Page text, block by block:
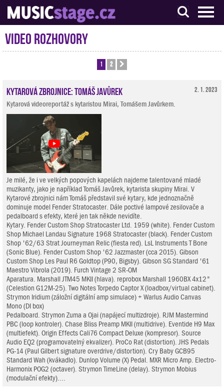
S muzikanty pro muzikanty
Video rozhovory
1 2
2. 1. 2023
Kytarová zbrojnice: Tomáš Javůrek
Kytarová videoreportáž s kytaristou Mirai, Tomášem Javůrkem.
Je milé, že i ve velkých popových kapelách najdeme talentované mladé
muzikanty, jako je například Tomáš Javůrek, kytarista skupiny Mirai. V
Kytarové zbrojnici nám Tomáš představil své kytary, kde jednoznačně
dominuje model Fender Stratocaster. Dále poctivé lampové zesilovače a
pedalboard s efekty, které jen tak někde nevidíte.
Kytary. Fender Custom Shop Stratocaster Ltd. 1959 (white). Fender Custom
Shop Michael Landau Signature 1968 Stratocaster (black). Fender Custom
Shop '62/63 Strat Journeyman Relic (fiesta red). LsL Instruments T Bone
(Sonic Blue). Fender Custom Shop '62 Jazzmaster (cca 2015). Gibson
Custom Shop Les Paul R6 Goldtop (P90, Bigsby). Gibson SG Standard '61
Maestro Vibrola (2019). Furch Vintage 2 SR-OM
Aparatura. Marshall JTM45 MKII (hlava). reprobox Marshall 1960BX 4x12"
(Celestion G12M-25). Two Notes Torpedo Captor X (loadbox/virtual cabinet).
Strymon Iridium (záložní digitální amp simulace) + Warlus Audio Canvas
Mono (DI box)
Pedalboard. Strymon Zuma a Ojai (napájecí multizdroje). RJM Mastermind
PBC (loop kontroler). Chase Bliss Preamp MKII (multidrive). Eventide H9 Max
(multiefekt). Origin Effects Cali76 Compact Deluxe (kompresor). Source
Audio EQ2 (programovatelný ekvalizer). ProCo Rat (distortion). JHS Pedals
PG-14 (Paul Gilbert signature overdrive/distortion). Cry Baby GCB95
Standard Wah (kvákadlo). Dunlop Volume (X) Pedal. MXR Micro Amp. Electro-
Harmonix POG2 (octaver). Strymon TimeLine (delay). Strymon Mobius
(modulační efekty)....